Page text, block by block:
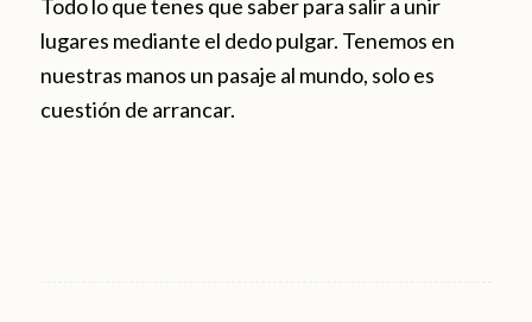
Todo lo que tenes que saber para salir a unir
lugares mediante el dedo pulgar. Tenemos en
nuestras manos un pasaje al mundo, solo es
cuestión de arrancar.